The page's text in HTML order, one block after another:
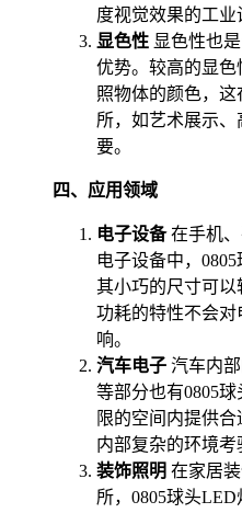
度视觉效果的工业
显色性 显色性也
优势。较高的显
照物体的颜色，
所，如艺术展示
要。
四、应用领域
电子设备在手机、
电子设备中，
其小巧的尺寸可
功耗的特性不会
响。
汽车电子 汽车内
等部分也有0805
限的空间内提供
内部复杂的环境考
装饰照明 在家居
所，0805球头